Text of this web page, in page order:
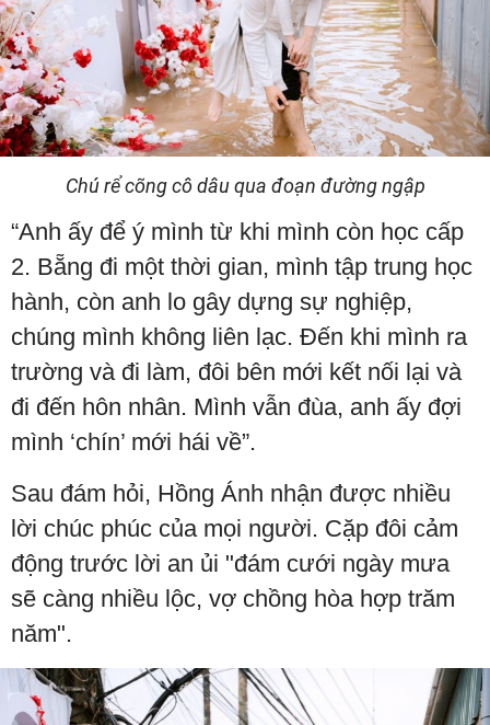
Chú rể cõng cô dâu qua đoạn đường ngập
“Anh ấy để ý mình từ khi mình còn học cấp
2. Bẵng đi một thời gian, mình tập trung học
hành, còn anh lo gây dựng sự nghiệp,
chúng mình không liên lạc. Đến khi mình ra
trường và đi làm, đôi bên mới kết nối lại và
đi đến hôn nhân. Mình vẫn đùa, anh ấy đợi
mình ‘chín’ mới hái về”.
Sau đám hỏi, Hồng Ánh nhận được nhiều
lời chúc phúc của mọi người. Cặp đôi cảm
động trước lời an ủi "đám cưới ngày mưa
sẽ càng nhiều lộc, vợ chồng hòa hợp trăm
năm".